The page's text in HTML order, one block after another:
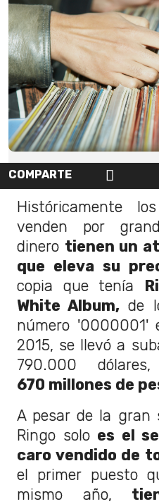
COMPARTE
Históricamente
venden por
dinero tienen un
que eleva su
copia que tenía
White Album, de
número '0000001'
2015, se llevó a
790.000
670 millones de
A pesar de la gran
Ringo solo es el
caro vendido de
el primer puesto
mismo año,